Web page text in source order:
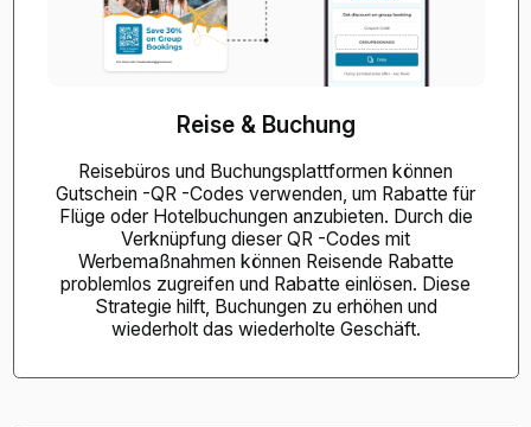
Reise & Buchung
Reisebüros und Buchungsplattformen können
Gutschein -QR -Codes verwenden, um Rabatte für
Flüge oder Hotelbuchungen anzubieten. Durch die
Verknüpfung dieser QR -Codes mit
Werbemaßnahmen können Reisende Rabatte
problemlos zugreifen und Rabatte einlösen. Diese
Strategie hilft, Buchungen zu erhöhen und
wiederholt das wiederholte Geschäft.